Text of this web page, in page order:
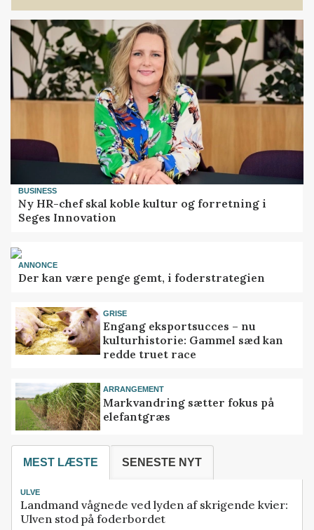
BUSINESS
Ny HR-chef skal koble kultur og forretning i
Seges Innovation
ANNONCE
Der kan være penge gemt, i foderstrategien
GRISE
Engang eksportsucces – nu
kulturhistorie: Gammel sæd kan
redde truet race
ARRANGEMENT
Markvandring sætter fokus på
elefantgræs
MEST LÆSTE SENESTE NYT
ULVE
Landmand vågnede ved lyden af skrigende kvier:
Ulven stod på foderbordet